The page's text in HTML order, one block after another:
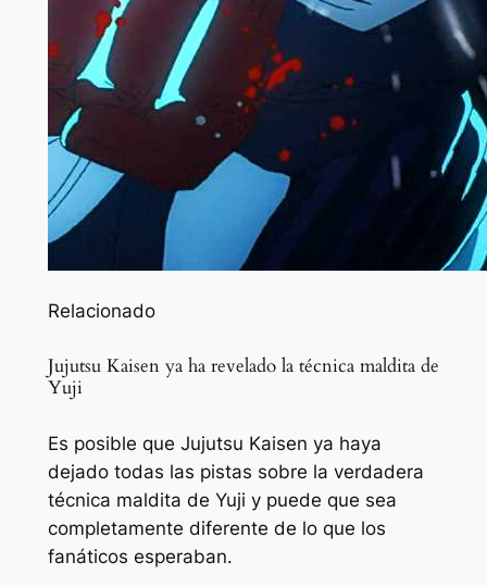
Relacionado
Jujutsu Kaisen ya ha revelado la técnica maldita de
Yuji
Es posible que Jujutsu Kaisen ya haya
dejado todas las pistas sobre la verdadera
técnica maldita de Yuji y puede que sea
completamente diferente de lo que los
fanáticos esperaban.